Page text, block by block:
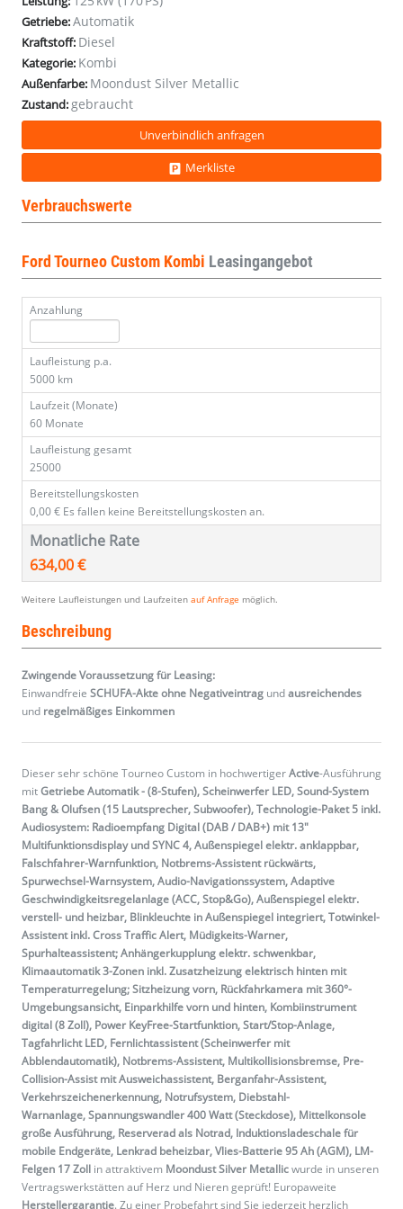
320L2
B&O
320L2
B&O
320L2
B&O
320L2
B&O
320L2
B&O
320L2
B&O
320L2
B&O
320L2
B&O
320L2
B&O
320L2
B&O
320L2
B&O
Getriebe:Automatik
Kraftstoff: Diesel
Kategorie: Kombi
Außenfarbe: Moondust Silver Metallic
Zustand: gebraucht
Unverbindlich anfragen
Merkliste
Verbrauchswerte
Ford Tourneo Custom Kombi Leasingangebot
Anzahlung
Laufleistung p.a.
5000 km
Laufzeit (Monate)
60 Monate
Laufleistung gesamt
25000
Bereitstellungskosten
0,00 € Es fallen keine Bereitstellungskosten an.
Monatliche Rate
634,00 €
Weitere Laufleistungen und Laufzeiten auf Anfrage möglich.
Beschreibung
Zwingende Voraussetzung für Leasing:
Einwandfreie SCHUFA-Akte ohne Negativeintrag undausreichendes
und regelmäßiges Einkommen
Dieser sehr schöne Tourneo Custom in hochwertigerActive-Ausführung
mitGetriebe Automatik - (8-Stufen), Scheinwerfer LED, Sound-System
Bang & Olufsen (15 Lautsprecher, Subwoofer), Technologie-Paket 5 inkl.
Audiosystem: Radioempfang Digital (DAB / DAB+) mit 13"
Multifunktionsdisplay und SYNC 4, Außenspiegel elektr. anklappbar,
Falschfahrer-Warnfunktion, Notbrems-Assistent rückwärts,
Spurwechsel-Warnsystem, Audio-Navigationssystem, Adaptive
Geschwindigkeitsregelanlage (ACC, Stop&Go), Außenspiegel elektr.
verstell- und heizbar, Blinkleuchte in Außenspiegel integriert, Totwinkel-
Assistent inkl. Cross Traffic Alert, Müdigkeits-Warner,
Spurhalteassistent; Anhängerkupplung elektr. schwenkbar,
Klimaautomatik 3-Zonen inkl. Zusatzheizung elektrisch hinten mit
Temperaturregelung; Sitzheizung vorn, Rückfahrkamera mit 360°-
Umgebungsansicht, Einparkhilfe vorn und hinten, Kombiinstrument
digital (8 Zoll), Power KeyFree-Startfunktion, Start/Stop-Anlage,
Tagfahrlicht LED, Fernlichtassistent (Scheinwerfer mit
Abblendautomatik), Notbrems-Assistent, Multikollisionsbremse, Pre-
Collision-Assist mit Ausweichassistent, Berganfahr-Assistent,
Verkehrszeichenerkennung, Notrufsystem, Diebstahl-
Warnanlage, Spannungswandler 400 Watt (Steckdose), Mittelkonsole
große Ausführung, Reserverad als Notrad, Induktionsladeschale für
mobile Endgeräte, Lenkrad beheizbar, Vlies-Batterie 95 Ah (AGM), LM-
Felgen 17 Zoll in attraktivem Moondust Silver Metallicwurde in unseren
Vertragswerkstätten auf Herz und Nieren geprüft! Europaweite
Herstellergarantie. Zu einer Probefahrt sind Sie jederzeit herzlich